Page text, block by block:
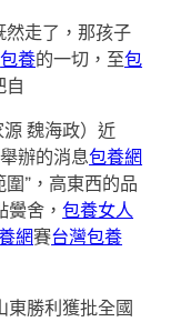
然走了，那孩子
包養的一切，至包
自
源 魏海政）近
辦的消息包養網
”，高東西的品
黌舍，包養女人
網賽台灣包養
勝利獲批全國